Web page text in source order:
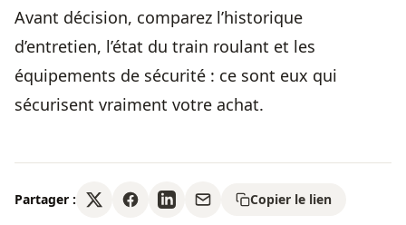
Avant décision, comparez l’historique
d’entretien, l’état du train roulant et les
équipements de sécurité : ce sont eux qui
sécurisent vraiment votre achat.
Partager : Copier le lien